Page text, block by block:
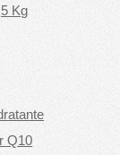
Kg
Q10